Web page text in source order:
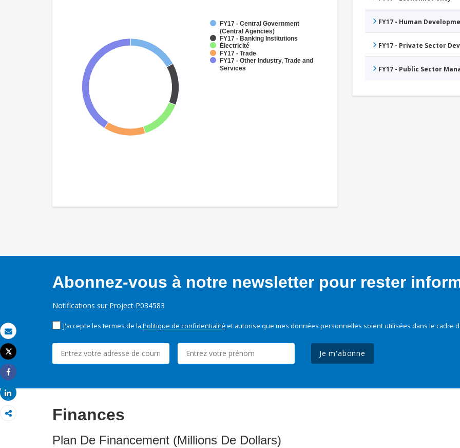
Email
Imprimer
Tweet
Share
Share
FY17 - Central Government
(Central Agencies)
FY17 - Banking Institutions
Électricité
FY17 - Trade
FY17 - Other Industry, Trade and
Services
FY17 - Human
FY17 - Private Sector
FY17 - Public Sector
Abonnez-vous à notre newsletter pour rester
Notifications sur Project P034583
J'accepte les termes de la Politique de confidentialité et autorise que mes données personnelles soient utilisées dans le cadre
Je m'abonne
Finances
Plan De Financement (Millions De Dollars)